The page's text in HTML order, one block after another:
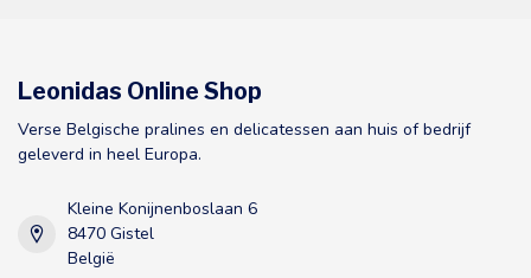
Leonidas Online Shop
Verse Belgische pralines en delicatessen aan huis of bedrijf
geleverd in heel Europa.
Kleine Konijnenboslaan 6
8470 Gistel
België